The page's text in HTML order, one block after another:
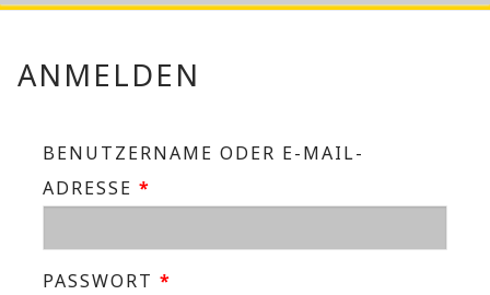
ANMELDEN
BENUTZERNAME ODER E-MAIL-
ADRESSE *
PASSWORT *